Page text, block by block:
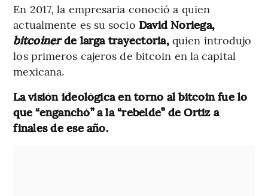
En 2017, la empresaria conoció a quien
actualmente es su socio David Noriega,
bitcoinerde larga trayectoria,quien introdujo
los primeros cajeros de bitcoin en la capital
mexicana.
La visión ideológica en torno al bitcoin fue lo
que “enganchó” a la “rebelde” de Ortiz a
finales de ese año.